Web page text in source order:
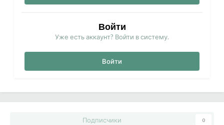
Войти
Уже есть аккаунт? Войти в систему.
Войти
Подписчики 0